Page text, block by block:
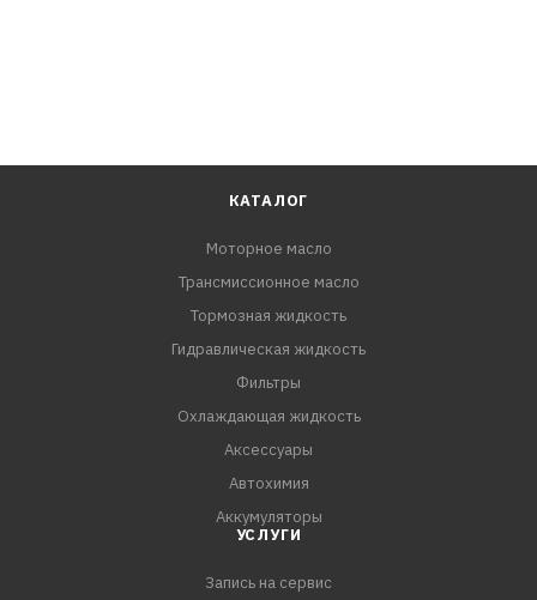
КАТАЛОГ
Моторное масло
Трансмиссионное масло
Тормозная жидкость
Гидравлическая жидкость
Фильтры
Охлаждающая жидкость
Аксессуары
Автохимия
Аккумуляторы
УСЛУГИ
Запись на сервис